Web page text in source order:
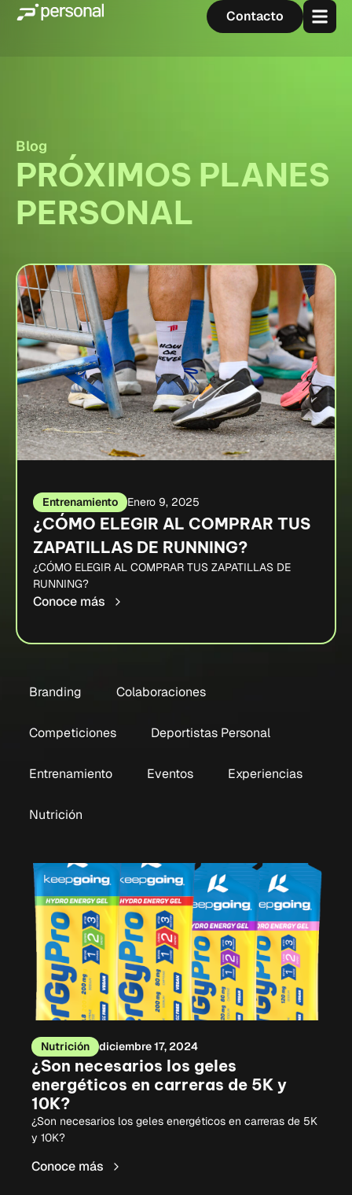
Contacto
Blog
PRÓXIMOS PLANES
PERSONAL
Entrenamiento Enero 9, 2025
¿CÓMO ELEGIR AL COMPRAR TUS
ZAPATILLAS DE RUNNING?
¿CÓMO ELEGIR AL COMPRAR TUS ZAPATILLAS DE
RUNNING?
Conoce más
Branding Colaboraciones
Competiciones Deportistas Personal
Entrenamiento Eventos Experiencias
Nutrición
Nutrición diciembre 17, 2024
¿Son necesarios los geles
energéticos en carreras de 5K y
10K?
¿Son necesarios los geles energéticos en carreras de 5K
y 10K?
Conoce más